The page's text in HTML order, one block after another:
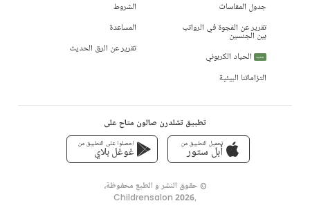
جدول المقاسات
تقرير عن الفجوة في الرواتب
بين الجنسين
جديد
الحياد الكربوني
التزاماتنا البيئية
الشروط
المساعدة
تقرير عن الرق الحديث
تطبيق تشلدرن صالون متاح على
تحميل التطبيق من
أبل ستور
احصلوا على التطبيق من
غوغل بلاي
© حقوق النشر و الطبع محفوظة،
,
Childrensalon 2026